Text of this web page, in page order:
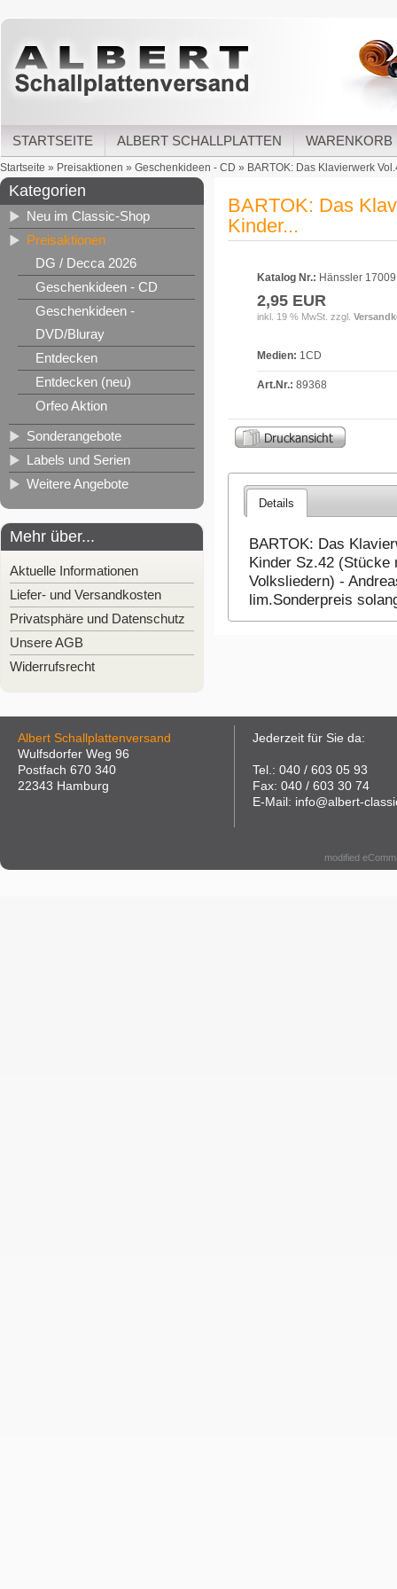
STARTSEITE ALBERT SCHALLPLATTEN WARENKORB
Startseite » Preisaktionen » Geschenkideen - CD » BARTOK: Das Klavierwerk
Kategorien
Neu im Classic-Shop
Preisaktionen
DG / Decca 2026
Geschenkideen - CD
Geschenkideen -
DVD/Bluray
Entdecken
Entdecken (neu)
Orfeo Aktion
Sonderangebote
Labels und Serien
Weitere Angebote
Mehr über...
Aktuelle Informationen
Liefer- und Versandkosten
Privatsphäre und Datenschutz
Unsere AGB
Widerrufsrecht
BARTOK: Das
Kinder...
Katalog Nr.: Hänssler 17009
2,95 EUR
inkl. 19 % MwSt. zzgl.
Medien: 1CD
Art.Nr.: 89368
Details
BARTOK: Das
Kinder Sz.42
Volksliedern) -
lim.Sonderpreis
Albert Schallplattenversand
Wulfsdorfer Weg 96
Postfach 670 340
22343 Hamburg
Jederzeit für Sie da:
Tel.: 040 / 603 05 93
Fax: 040 / 603 30 74
E-Mail: info@albert-
modified